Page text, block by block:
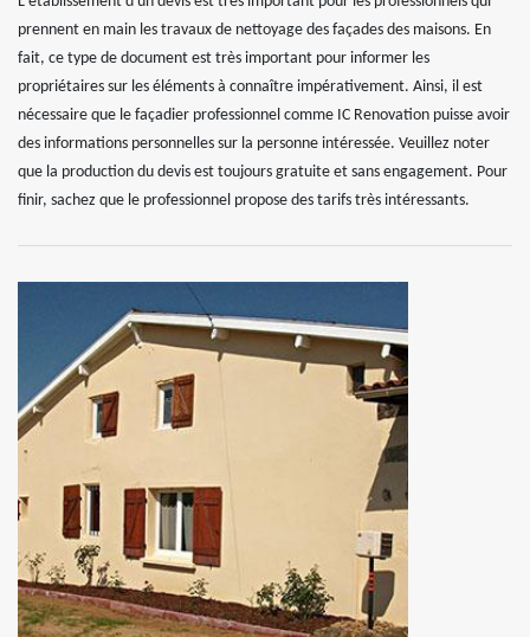
prennent en main les travaux de nettoyage des façades des maisons. En
fait, ce type de document est très important pour informer les
propriétaires sur les éléments à connaître impérativement. Ainsi, il est
nécessaire que le façadier professionnel comme IC Renovation puisse avoir
des informations personnelles sur la personne intéressée. Veuillez noter
que la production du devis est toujours gratuite et sans engagement. Pour
finir, sachez que le professionnel propose des tarifs très intéressants.